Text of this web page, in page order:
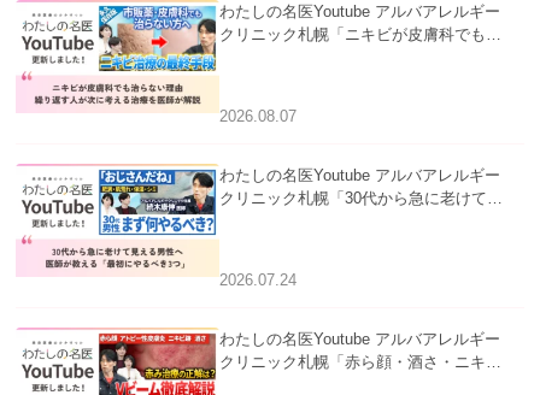
わたしの名医Youtube アルバアレルギー
クリニック札幌「ニキビが皮膚科でも治
療を医師が解説」を公開いたしました。
2026.08.07
わたしの名医Youtube アルバアレルギー
クリニック札幌「30代から急に老けて見
べき3つ」」を公開いたしました。
2026.07.24
わたしの名医Youtube アルバアレルギー
クリニック札幌「赤ら顔・酒さ・ニキビ